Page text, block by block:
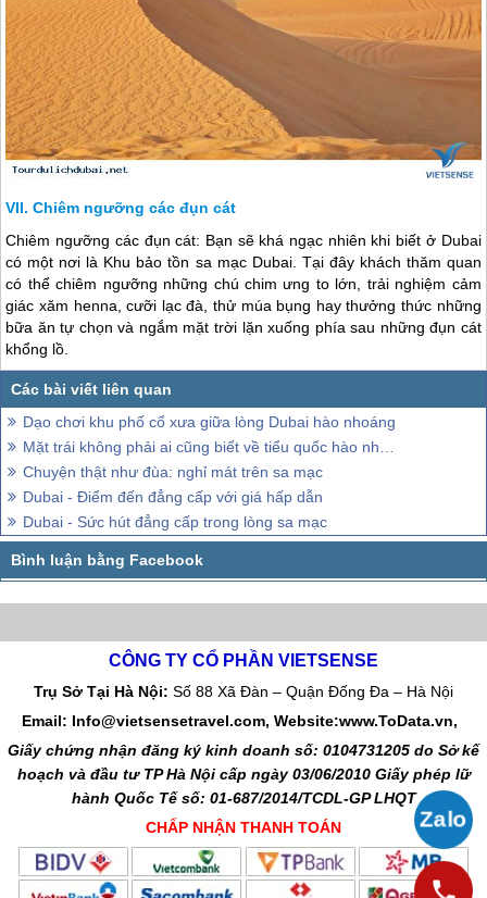
Chiêm ngưỡng các đụn cát
Chiêm ngưỡng các đụn cát: Bạn sẽ khá ngạc nhiên khi biết ở Dubai
có một nơi là Khu bảo tồn sa mạc Dubai. Tại đây khách thăm quan
có thể chiêm ngưỡng những chú chim ưng to lớn, trải nghiệm cảm
giác xăm henna, cưỡi lạc đà, thử múa bụng hay thưởng thức những
bữa ăn tự chọn và ngắm mặt trời lặn xuống phía sau những đụn cát
khổng lồ.
Dạo chơi khu phố cổ xưa giữa lòng Dubai hào nhoáng
Mặt trái không phải ai cũng biết về tiểu quốc hào nhoáng Dubai
Chuyện thật như đùa: nghỉ mát trên sa mạc
Dubai - Điểm đến đẳng cấp với giá hấp dẫn
Dubai - Sức hút đẳng cấp trong lòng sa mạc
CÔNG TY CỔ PHẦN VIETSENSE
Trụ Sở Tại Hà Nội: Số 88 Xã Đàn – Quận Đống Đa – Hà Nội
Email: Info@vietsensetravel.com, Website:www.ToData.vn,
Giấy chứng nhận đăng ký kinh doanh số: 0104731205 do Sở kế
hoạch và đầu tư TP Hà Nội cấp ngày 03/06/2010 Giấy phép lữ
hành Quốc Tế số: 01-687/2014/TCDL-GP LHQT
CHẤP NHẬN THANH TOÁN